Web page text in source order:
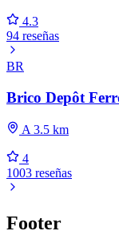
4.3
94 reseñas
BR
Brico Depôt
A 3.5 km
4
1003 reseñas
Footer